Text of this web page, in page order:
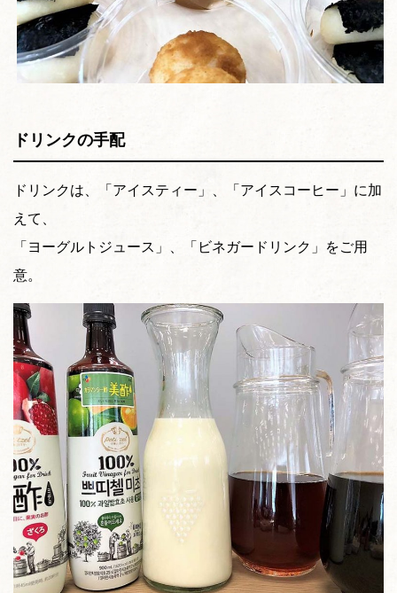
ドリンクの手配
ドリンクは、「アイスティー」、「アイスコーヒー」に加
えて、
「ヨーグルトジュース」、「ビネガードリンク」をご用
意。